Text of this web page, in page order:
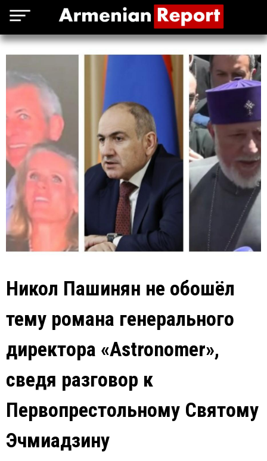
Никол Пашинян не обошёл
тему романа генерального
директора «Astronomer»,
сведя разговор к
Первопрестольному Святому
Эчмиадзину